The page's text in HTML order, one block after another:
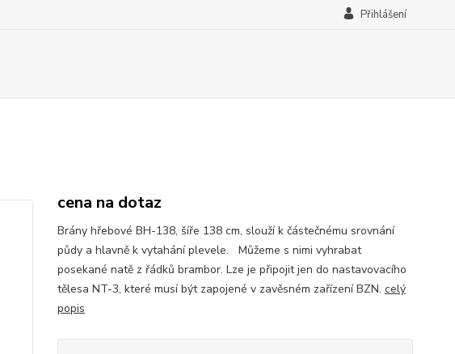
Přihlášení
cena na dotaz
Brány hřebové BH-138, šíře 138 cm, slouží k částečnému srovnání
půdy a hlavně k vytahání plevele. Můžeme s nimi vyhrabat
posekané natě z řádků brambor. Lze je připojit jen do nastavovacího
tělesa NT-3, které musí být zapojené v zavěsném zařízení BZN. celý
popis